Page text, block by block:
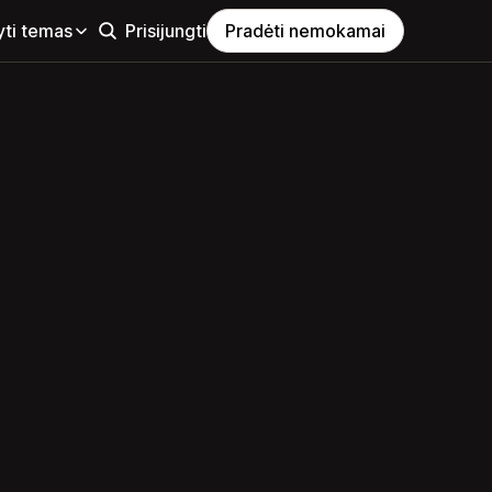
temas Prisijungti Pradėti nemokamai